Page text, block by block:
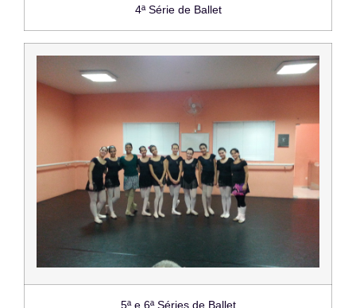
4ª Série de Ballet
5ª e 6ª Séries de Ballet